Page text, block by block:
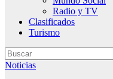
Radio y TV
Clasificados
Turismo
Noticias